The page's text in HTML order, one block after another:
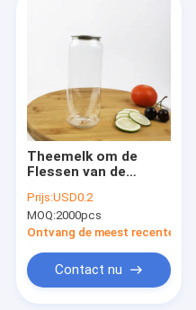
Theemelk om de
Flessen van de
met Gemakkelijke het
Voedselrang van de
Trekkrachtdekking
Prijs:USD0.2
MOQ:2000pcs
Ontvang de meest recente Prijs
Contact nu